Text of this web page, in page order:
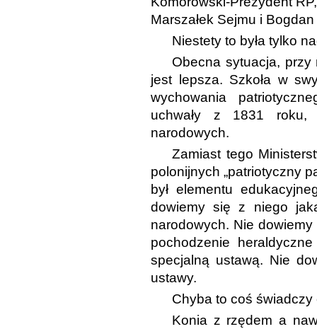
Marszałek Sejmu i
Niestety to była tylko
Obecna sytuacja, przy
jest lepsza. Szkoła w
wychowania
uchwały z 1831
narodowych.
Zamiast tego
polonijnych „patriotyczny
był elementu
dowiemy się z niego
narodowych. Nie
pochodzenie
specjalną ustawą. Nie
ustawy.
Chyba to coś świadczy
Konia z rzędem a